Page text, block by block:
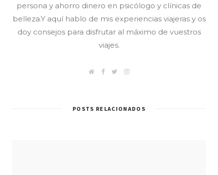
persona y ahorro dinero en psicólogo y clínicas de
belleza.Y aquí hablo de mis experiencias viajeras y os
doy consejos para disfrutar al máximo de vuestros
viajes.
W
o
F
o
r
I
r
POSTS RELACIONADOS